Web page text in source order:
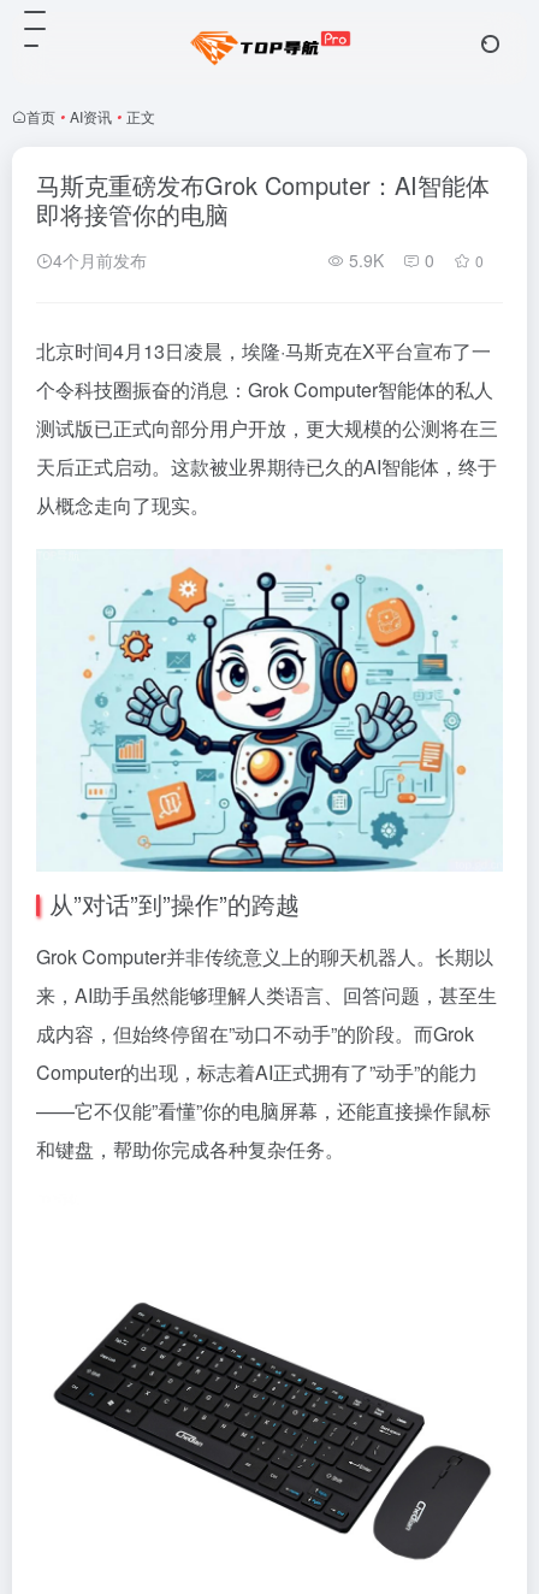
首页 • AI资讯 • 正文
马斯克重磅发布Grok Computer：AI智能体
即将接管你的电脑
4个月前发布 5.9K 0 0
北京时间4月13日凌晨，埃隆·马斯克在X平台宣布了一
个令科技圈振奋的消息：Grok Computer智能体的私人
测试版已正式向部分用户开放，更大规模的公测将在三
天后正式启动。这款被业界期待已久的AI智能体，终于
从概念走向了现实。
从”对话”到”操作”的跨越
Grok Computer并非传统意义上的聊天机器人。长期以
来，AI助手虽然能够理解人类语言、回答问题，甚至生
成内容，但始终停留在”动口不动手”的阶段。而Grok
Computer的出现，标志着AI正式拥有了”动手”的能力
——它不仅能”看懂”你的电脑屏幕，还能直接操作鼠标
和键盘，帮助你完成各种复杂任务。